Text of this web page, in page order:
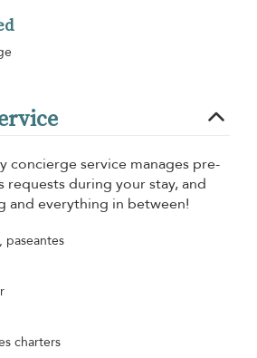
concierge service manages pre-
requests during your stay, and
and everything in between!
paseantes
charters